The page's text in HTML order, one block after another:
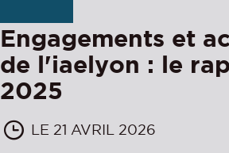
Engagements et
de l'iaelyon : le
2025
LE 21 AVRIL 2026